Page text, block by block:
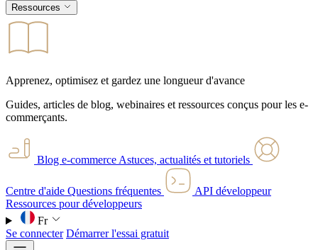
Ressources
Apprenez, optimisez et gardez une longueur d'avance
Guides, articles de blog, webinaires et ressources conçus pour les e-
commerçants.
Blog e-commerce Astuces, actualités et tutoriels
Centre d'aide Questions fréquentes
API développeur
Ressources pour développeurs
Fr
Se connecter Démarrer l'essai gratuit